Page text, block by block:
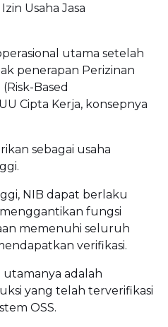
Usaha Jasa
utama setelah
penerapan Perizinan
Based
Cipta Kerja, konsepnya
sebagai usaha
NIB dapat berlaku
fungsi
memenuhi seluruh
verifikasi.
utamanya adalah
yang telah terverifikasi
OSS.